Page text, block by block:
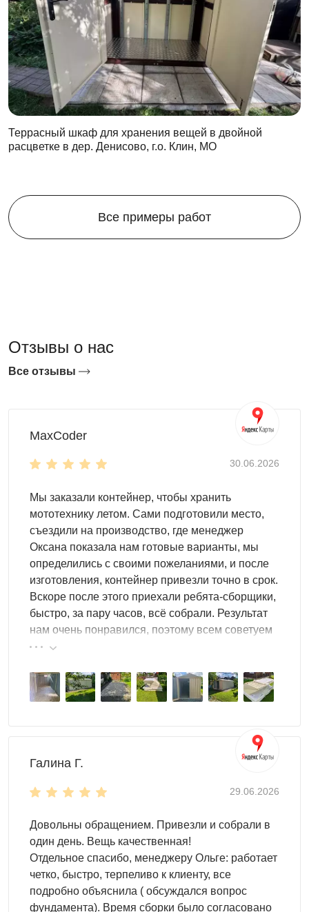
Террасный шкаф для хранения вещей в двойной
расцветке в дер. Денисово, г.о. Клин, МО
Все примеры работ
Отзывы о нас
Все отзывы
MaxCoder
30.06.2026
Мы заказали контейнер, чтобы хранить
мототехнику летом. Сами подготовили место,
съездили на производство, где менеджер
Оксана показала нам готовые варианты, мы
определились с своими пожеланиями, и после
изготовления, контейнер привезли точно в срок.
Вскоре после этого приехали ребята-сборщики,
быстро, за пару часов, всё собрали. Результат
нам очень понравился, поэтому всем советуем
эту фирму.
Галина Г.
29.06.2026
Довольны обращением. Привезли и собрали в
один день. Вещь качественная!
Отдельное спасибо, менеджеру Ольге: работает
четко, быстро, терпеливо к клиенту, все
подробно объяснила ( обсуждался вопрос
фундамента). Время сборки было согласовано